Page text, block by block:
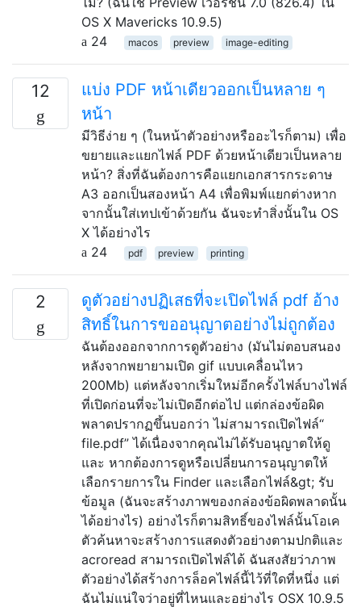
OS X Mavericks 10.9.5)
24
macos preview image-editing
12
แบ่ง PDF หน้าเดียวออกเป็นหลาย ๆ
หน้า
มีวิธีง่าย ๆ (ในหน้าตัวอย่างหรืออะไรก็ตาม) เพื่อ
ขยายและแยกไฟล์ PDF ด้วยหน้าเดียวเป็นหลาย
หน้า? สิ่งที่ฉันต้องการคือแยกเอกสารกระดาษ
A3 ออกเป็นสองหน้า A4 เพื่อพิมพ์แยกต่างหาก
จากนั้นใส่เทปเข้าด้วยกัน ฉันจะทำสิ่งนั้นใน OS
X ได้อย่างไร
24
pdf preview printing
2
ดูตัวอย่างปฏิเสธที่จะเปิดไฟล์ pdf อ้าง
สิทธิ์ในการขออนุญาตอย่างไม่ถูกต้อง
ฉันต้องออกจากการดูตัวอย่าง (มันไม่ตอบสนอง
หลังจากพยายามเปิด gif แบบเคลื่อนไหว
200Mb) แต่หลังจากเริ่มใหม่อีกครั้งไฟล์บางไฟล์
ที่เปิดก่อนที่จะไม่เปิดอีกต่อไป แต่กล่องข้อผิด
พลาดปรากฏขึ้นบอกว่า ไม่สามารถเปิดไฟล์“
file.pdf” ได้เนื่องจากคุณไม่ได้รับอนุญาตให้ดู
และ หากต้องการดูหรือเปลี่ยนการอนุญาตให้
เลือกรายการใน Finder และเลือกไฟล์&gt; รับ
ข้อมูล (ฉันจะสร้างภาพของกล่องข้อผิดพลาดนั้น
ได้อย่างไร) อย่างไรก็ตามสิทธิ์ของไฟล์นั้นโอเค
ตัวค้นหาจะสร้างการแสดงตัวอย่างตามปกติและ
acroread สามารถเปิดไฟล์ได้ ฉันสงสัยว่าภาพ
ตัวอย่างได้สร้างการล็อคไฟล์นี้ไว้ที่ใดที่หนึ่ง แต่
ฉันไม่แน่ใจว่าอยู่ที่ไหนและอย่างไร OSX 10.9.5